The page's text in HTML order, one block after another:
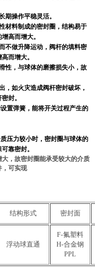
期操作平稳灵活。
材料制成的密封圈，结构易于
高而增大。
不做升降运动，阀杆的填料密
而增大。
性，与球体的磨擦损失小，故
，如火灾造成阀杆密封破坏，
封。
置弹簧，能将开关过程产生的
压力较小时，密封圈与球体的
靠密封。
，故密封圈能承受较大的介质
，可实现
结构形式 密封面
浮动球直通
F-氟塑料
H-合金钢
PPL